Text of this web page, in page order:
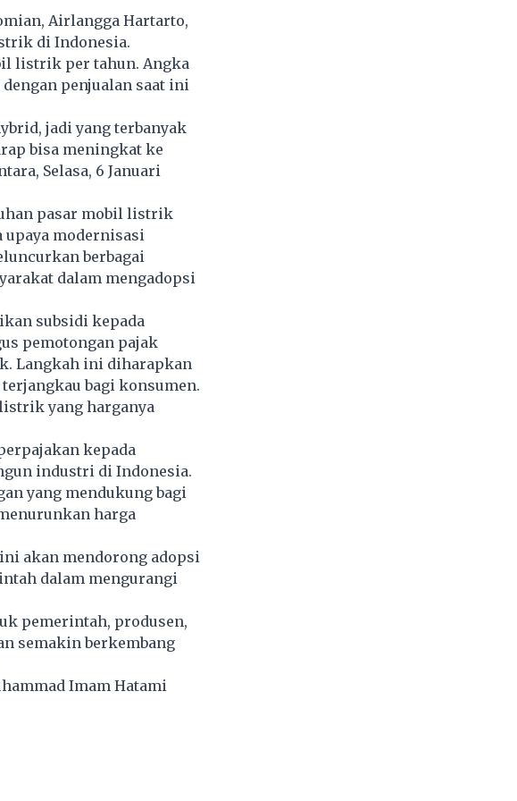
Airlangga Hartarto,
di Indonesia.
listrik per tahun. Angka
penjualan saat ini
jadi yang terbanyak
bisa meningkat ke
Selasa, 6 Januari
pasar mobil listrik
upaya modernisasi
berbagai
dalam mengadopsi
subsidi kepada
pemotongan pajak
Langkah ini diharapkan
bagi konsumen.
yang harganya
kepada
industri di Indonesia.
yang mendukung bagi
harga
akan mendorong adopsi
dalam mengurangi
pemerintah, produsen,
semakin berkembang
Imam Hatami